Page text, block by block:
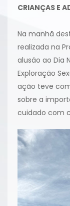
CRIANÇAS E
Na manhã
realizada na
alusão ao Dia
Exploração
ação teve
sobre a
cuidado com